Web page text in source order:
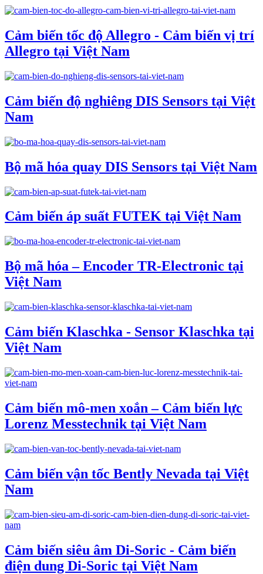
Cảm biến tốc độ Allegro - Cảm biến vị trí
Allegro tại Việt Nam
Cảm biến độ nghiêng DIS Sensors tại Việt
Nam
Bộ mã hóa quay DIS Sensors tại Việt Nam
Cảm biến áp suất FUTEK tại Việt Nam
Bộ mã hóa – Encoder TR-Electronic tại
Việt Nam
Cảm biến Klaschka - Sensor Klaschka tại
Việt Nam
Cảm biến mô-men xoắn – Cảm biến lực
Lorenz Messtechnik tại Việt Nam
Cảm biến vận tốc Bently Nevada tại Việt
Nam
Cảm biến siêu âm Di-Soric - Cảm biến
điện dung Di-Soric tại Việt Nam